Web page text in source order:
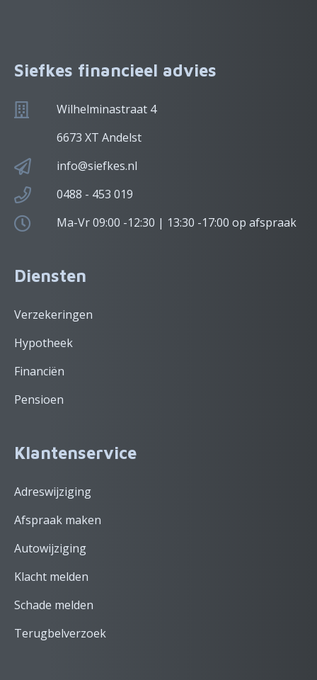
Siefkes financieel advies
Wilhelminastraat 4
6673 XT Andelst
info@siefkes.nl
0488 - 453 019
Ma-Vr 09:00 -12:30 | 13:30 -17:00 op afspraak
Diensten
Verzekeringen
Hypotheek
Financiën
Pensioen
Klantenservice
Adreswijziging
Afspraak maken
Autowijziging
Klacht melden
Schade melden
Terugbelverzoek